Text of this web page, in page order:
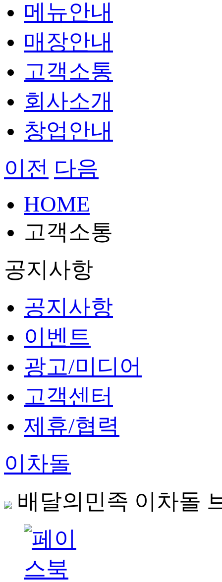
메뉴안내
매장안내
고객소통
회사소개
창업안내
이전 다음
HOME
고객소통
공지사항
공지사항
이벤트
광고/미디어
고객센터
제휴/협력
이차돌
배달의민족 이차돌